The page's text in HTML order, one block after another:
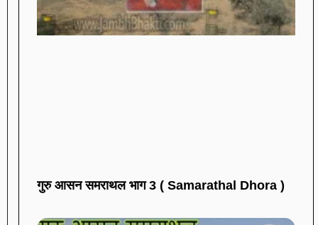
गुरु आसन समराथल भाग 3 ( Samarathal Dhora )